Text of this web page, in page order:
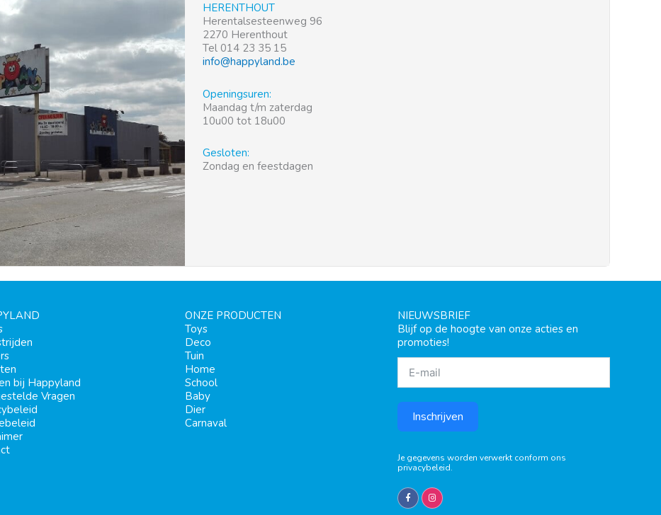
HERENTHOUT
Herentalsesteenweg 96
2270 Herenthout
Tel 014 23 35 15
info@happyland.be
Openingsuren:
Maandag t/m zaterdag
10u00 tot 18u00
Gesloten:
Zondag en feestdagen
bij Happyland
Vragen
ONZE PRODUCTEN
Toys
Deco
Tuin
Home
School
Baby
Dier
Carnaval
NIEUWSBRIEF
Blijf op de hoogte van onze acties en
promoties!
Inschrijven
Je gegevens worden verwerkt conform ons
privacybeleid.